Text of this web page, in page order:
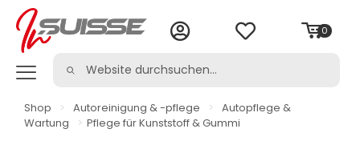
0
Shop > Autoreinigung & -pflege >
Autopflege &
Wartung
> Pflege für Kunststoff & Gummi